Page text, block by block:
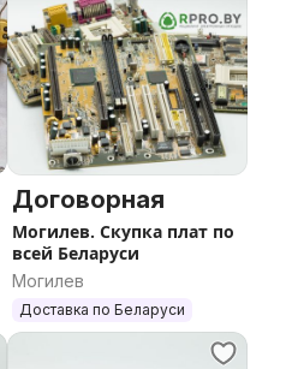
Договорная
Могилев. Скупка плат по
всей Беларуси
Могилев
Доставка по Беларуси